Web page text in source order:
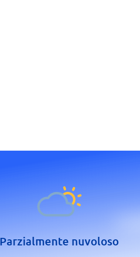
Parzialmente nuvoloso